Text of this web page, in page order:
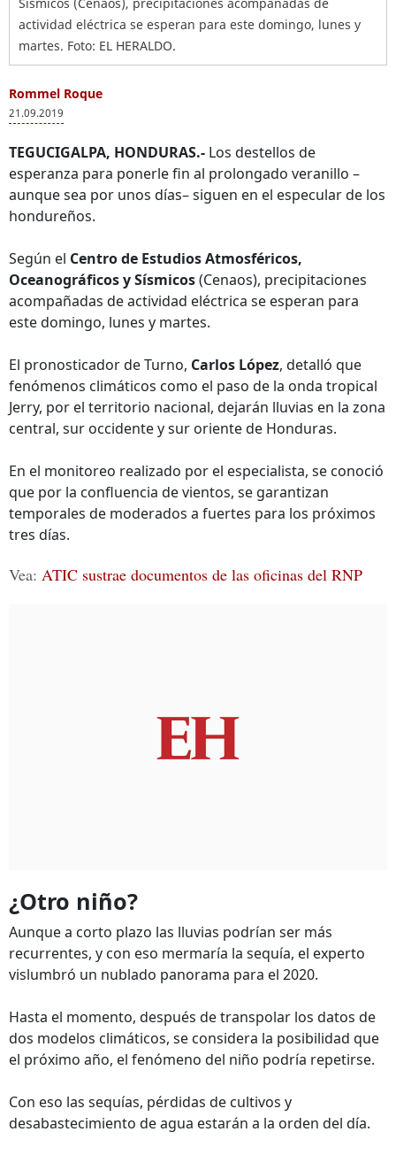
actividad eléctrica se esperan para este domingo, lunes y
martes. Foto: EL HERALDO.
Rommel Roque
21.09.2019
TEGUCIGALPA, HONDURAS.- Los destellos de
esperanza para ponerle fin al prolongado veranillo –
aunque sea por unos días– siguen en el especular de los
hondureños.
Según el Centro de Estudios Atmosféricos,
Oceanográficos y Sísmicos(Cenaos), precipitaciones
acompañadas de actividad eléctrica se esperan para
este domingo, lunes y martes.
El pronosticador de Turno, Carlos López, detalló que
fenómenos climáticos como el paso de la onda tropical
Jerry, por el territorio nacional, dejarán lluvias en la zona
central, sur occidente y sur oriente de Honduras.
En el monitoreo realizado por el especialista, se conoció
que por la confluencia de vientos, se garantizan
temporales de moderados a fuertes para los próximos
tres días.
Vea: ATIC sustrae documentos de las oficinas del RNP
¿Otro niño?
Aunque a corto plazo las lluvias podrían ser más
recurrentes, y con eso mermaría la sequía, el experto
vislumbró un nublado panorama para el 2020.
Hasta el momento, después de transpolar los datos de
dos modelos climáticos, se considera la posibilidad que
el próximo año, el fenómeno del niño podría repetirse.
Con eso las sequías, pérdidas de cultivos y
desabastecimiento de agua estarán a la orden del día.